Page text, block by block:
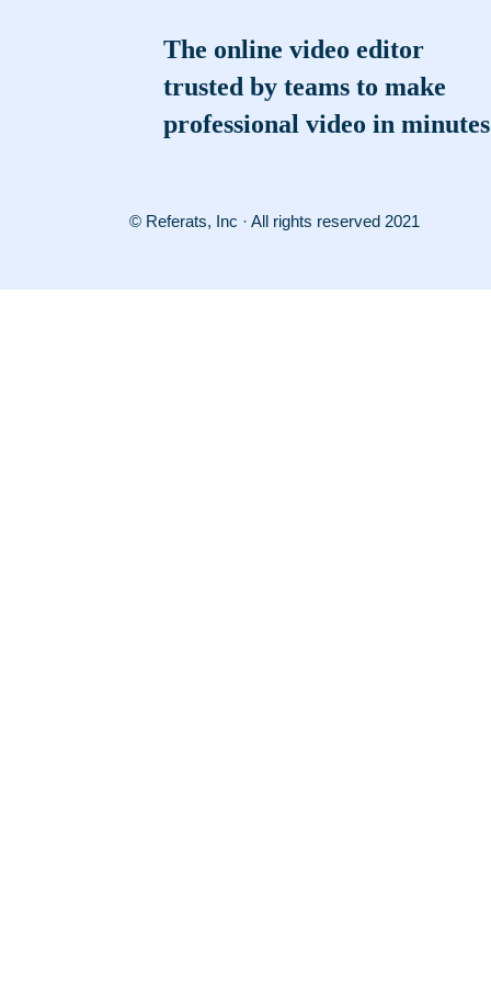
The online video editor
trusted by teams to make
professional video in minutes
© Referats, Inc · All rights reserved 2021